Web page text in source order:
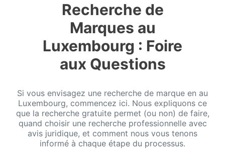
Recherche de
Marques au
Luxembourg : Foire
aux Questions
Si vous envisagez une recherche de marque en au
Luxembourg, commencez ici. Nous expliquons ce
que la recherche gratuite permet (ou non) de faire,
quand choisir une recherche professionnelle avec
avis juridique, et comment nous vous tenons
informé à chaque étape du processus.